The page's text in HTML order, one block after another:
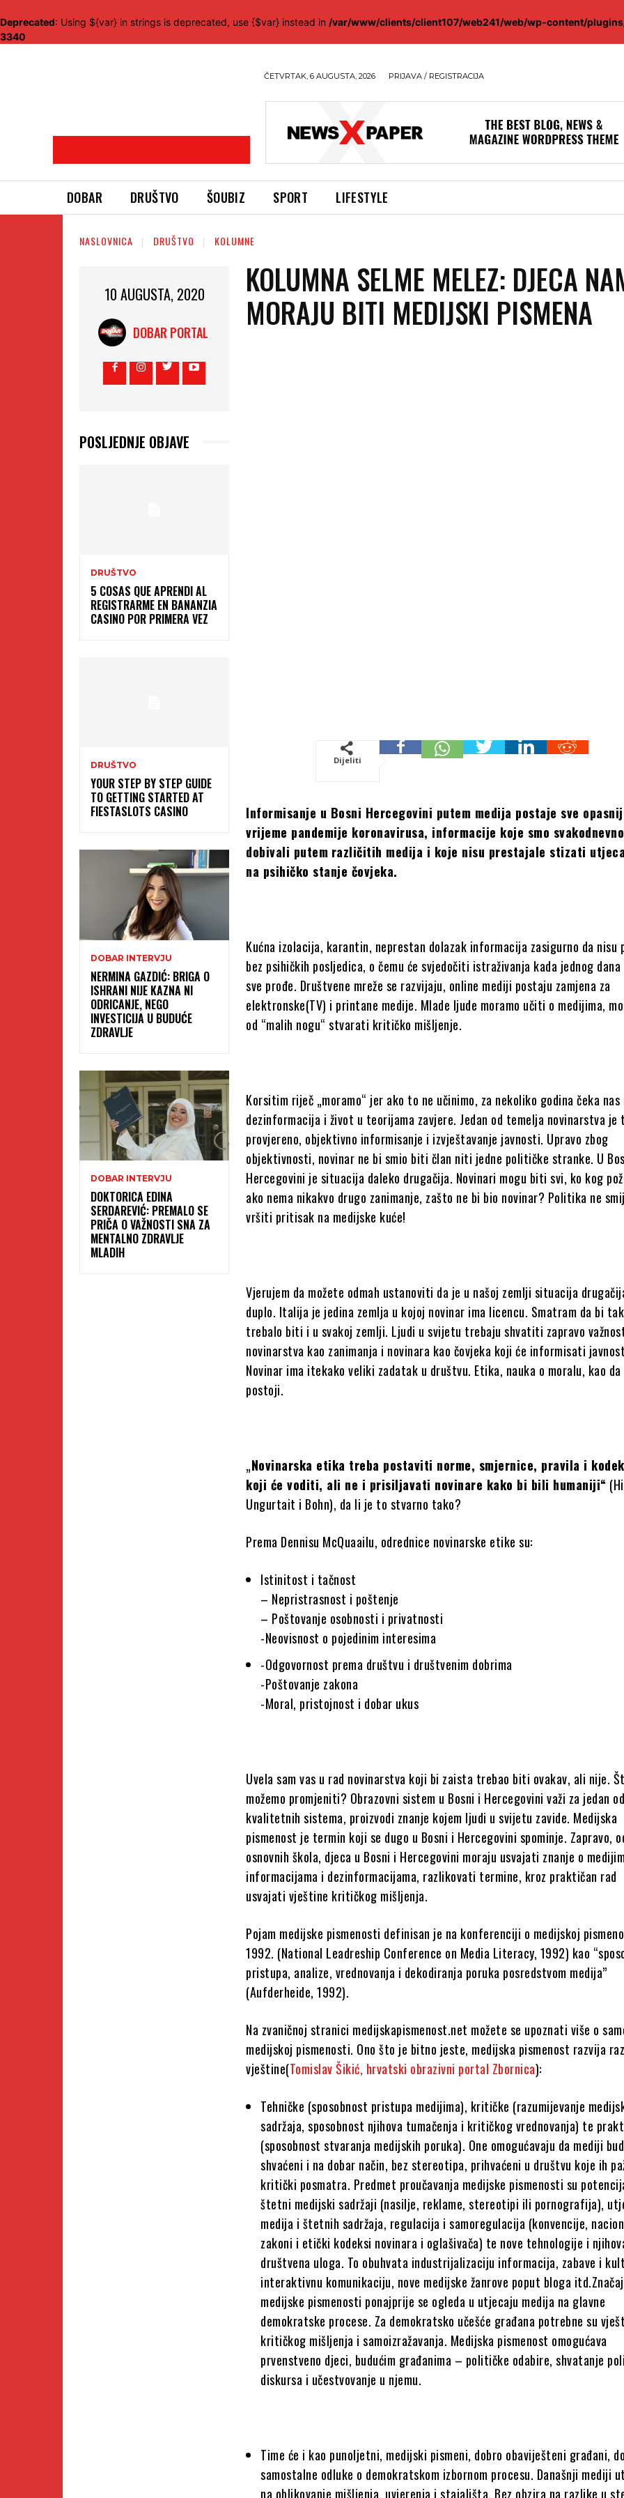
Deprecated: Using ${var} in strings is deprecated, use {$var} instead in /var/www/clients/client107/web241/web/wp-content/
3340
ČETVRTAK, 6 AUGUSTA, 2026 PRIJAVA / REGISTRACIJA
DOBAR DRUŠTVO ŠOUBIZ SPORT LIFESTYLE
NASLOVNICA DRUŠTVO KOLUMNE
10 AUGUSTA, 2020
DOBAR PORTAL
POSLJEDNJE OBJAVE
DRUŠTVO
5 COSAS QUE APRENDI AL
REGISTRARME EN BANANZIA
CASINO POR PRIMERA VEZ
DRUŠTVO
YOUR STEP BY STEP GUIDE
TO GETTING STARTED AT
FIESTASLOTS CASINO
DOBAR INTERVJU
NERMINA GAZDIĆ: BRIGA O
ISHRANI NIJE KAZNA NI
ODRICANJE, NEGO
INVESTICIJA U BUDUĆE
ZDRAVLJE
DOBAR INTERVJU
DOKTORICA EDINA
SERDAREVIĆ: PREMALO SE
PRIČA O VAŽNOSTI SNA ZA
MENTALNO ZDRAVLJE
MLADIH
KOLUMNA SELME MELEZ: DJECA
MORAJU BITI MEDIJSKI PISMENA
Dijeliti
Informisanje u Bosni Hercegovini putem medija postaje sve
vrijeme pandemije koronavirusa, informacije koje smo svakodnevno
dobivali putem različitih medija i koje nisu prestajale stizati
na psihičko stanje čovjeka.
Kućna izolacija, karantin, neprestan dolazak informacija zasigurno da nisu
bez psihičkih posljedica, o čemu će svjedočiti istraživanja kada jednog dana
sve prođe. Društvene mreže se razvijaju, online mediji postaju zamjena za
elektronske(TV) i printane medije. Mlade ljude moramo učiti o medijima,
od “malih nogu“ stvarati kritičko mišljenje.
Korsitim riječ „moramo“ jer ako to ne učinimo, za nekoliko godina čeka
dezinformacija i život u teorijama zavjere. Jedan od temelja novinarstva je
provjereno, objektivno informisanje i izvještavanje javnosti. Upravo zbog
objektivnosti, novinar ne bi smio biti član niti jedne političke stranke. U
Hercegovini je situacija daleko drugačija. Novinari mogu biti svi, ko kog
ako nema nikakvo drugo zanimanje, zašto ne bi bio novinar? Politika ne
vršiti pritisak na medijske kuće!
Vjerujem da možete odmah ustanoviti da je u našoj zemlji situacija
duplo. Italija je jedina zemlja u kojoj novinar ima licencu. Smatram da bi
trebalo biti i u svakoj zemlji. Ljudi u svijetu trebaju shvatiti zapravo
novinarstva kao zanimanja i novinara kao čovjeka koji će informisati
Novinar ima itekako veliki zadatak u društvu. Etika, nauka o moralu, kao da
postoji.
„Novinarska etika treba postaviti norme, smjernice, pravila i
koji će voditi, ali ne i prisiljavati novinare kako bi bili humaniji“
Ungurtait i Bohn), da li je to stvarno tako?
Prema Dennisu McQuaailu, odrednice novinarske etike su:
Istinitost i tačnost
– Nepristrasnost i poštenje
– Poštovanje osobnosti i privatnosti
-Neovisnost o pojedinim interesima
-Odgovornost prema društvu i društvenim dobrima
-Poštovanje zakona
-Moral, pristojnost i dobar ukus
Uvela sam vas u rad novinarstva koji bi zaista trebao biti ovakav, ali nije.
možemo promjeniti? Obrazovni sistem u Bosni i Hercegovini važi za jedan od
kvalitetnih sistema, proizvodi znanje kojem ljudi u svijetu zavide. Medijska
pismenost je termin koji se dugo u Bosni i Hercegovini spominje. Zapravo,
osnovnih škola, djeca u Bosni i Hercegovini moraju usvajati znanje o
informacijama i dezinformacijama, razlikovati termine, kroz praktičan rad
usvajati vještine kritičkog mišljenja.
Pojam medijske pismenosti definisan je na konferenciji o medijskoj
1992. (National Leadreship Conference on Media Literacy, 1992) kao
pristupa, analize, vrednovanja i dekodiranja poruka posredstvom medija”
(Aufderheide, 1992).
Na zvaničnoj stranici medijskapismenost.net možete se upoznati više o
medijskoj pismenosti. Ono što je bitno jeste, medijska pismenost razvija
vještine(Tomislav Šikić, hrvatski obrazivni portal Zbornica):
Tehničke (sposobnost pristupa medijima), kritičke (razumijevanje
sadržaja, sposobnost njihova tumačenja i kritičkog vrednovanja) te
(sposobnost stvaranja medijskih poruka). One omogućavaju da mediji
shvaćeni i na dobar način, bez stereotipa, prihvaćeni u društvu koje ih
kritički posmatra. Predmet proučavanja medijske pismenosti su
štetni medijski sadržaji (nasilje, reklame, stereotipi ili pornografija),
medija i štetnih sadržaja, regulacija i samoregulacija (konvencije,
zakoni i etički kodeksi novinara i oglašivača) te nove tehnologije i
društvena uloga. To obuhvata industrijalizaciju informacija, zabave i
interaktivnu komunikaciju, nove medijske žanrove poput bloga itd.Značaj
medijske pismenosti ponajprije se ogleda u utjecaju medija na glavne
demokratske procese. Za demokratsko učešće građana potrebne su
kritičkog mišljenja i samoizražavanja. Medijska pismenost omogućava
prvenstveno djeci, budućim građanima – političke odabire, shvatanje
diskursa i učestvovanje u njemu.
Time će i kao punoljetni, medijski pismeni, dobro obaviješteni građani,
samostalne odluke o demokratskom izbornom procesu. Današnji mediji
na oblikovanje mišljenja, uvjerenja i stajališta. Bez obzira na razlike u